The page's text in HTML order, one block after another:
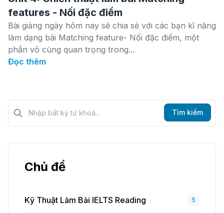
features - Nối đặc điểm
Bài giảng ngày hôm nay sẽ chia sẻ với các bạn kĩ năng
làm dạng bài Matching feature- Nối đặc điểm, một
phần vô cùng quan trọng trong...
Đọc thêm
Tìm kiếm?>
Tìm kiếm
Chủ đề
Kỹ Thuật Làm Bài IELTS Reading 5